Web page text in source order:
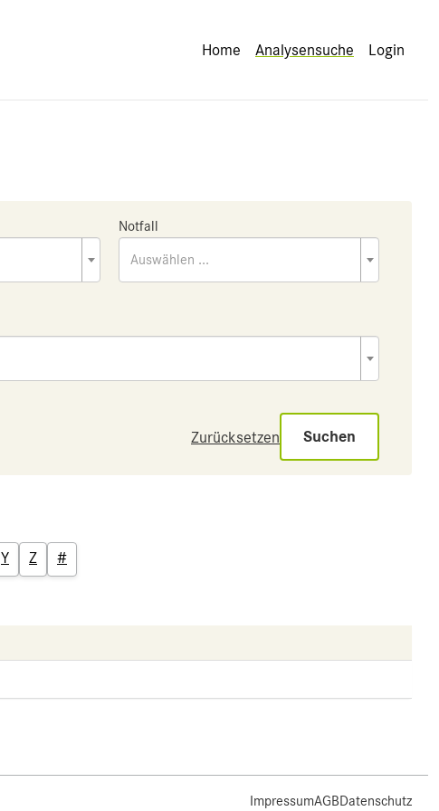
Home Analysensuche Login
Notfall
Auswählen ...
Zurücksetzen Suchen
Y Z #
ImpressumAGBDatenschutz